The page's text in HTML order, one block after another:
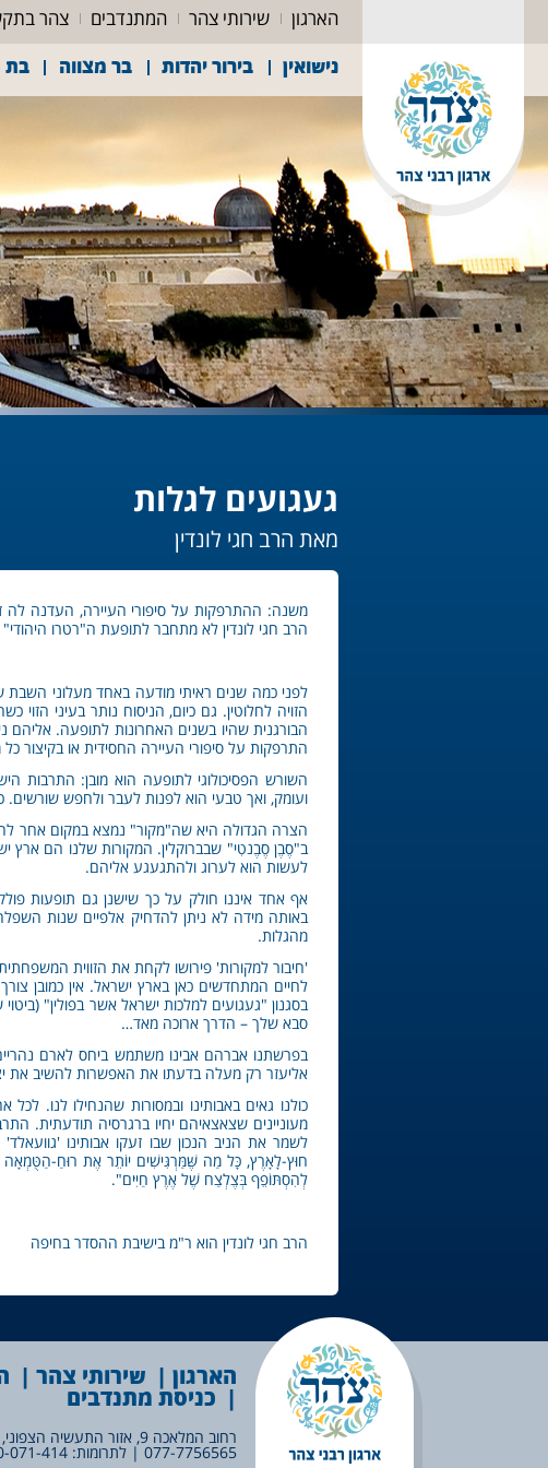
הארגון שירותי צהר המתנדבים צהר
נישואין
בירור יהדות בר מצווה בת
געגועים לגלות
מאת הרב חגי לונדין
משנה: ההתרפקות על סיפורי העיירה, העדנה לה
הרב חגי לונדין לא מתחבר לתופעת ה"רטרו
לפני כמה שנים ראיתי מודעה באחד מעלוני השבת
הזויה לחלוטין. גם כיום, הניסוח נותר בעיני
הבורגנית שהיו בשנים האחרונות לתופעה. אליהם
התרפקות על סיפורי העיירה החסידית או בקיצור
השורש הפסיכולוגי לתופעה הוא מובן: התרבות
ועומק, ואך טבעי הוא לפנות לעבר ולחפש שורשים.
הצרה הגדולה היא שה"מקור" נמצא במקום אחר
ב"סֶבֶן סֶבֶנטִי" שבברוקלין. המקורות שלנו הם ארץ
לעשות הוא לערוג ולהתגעגע אליהם.
אף אחד איננו חולק על כך שישנן גם תופעות
באותה מידה לא ניתן להדחיק אלפיים שנות
מהגלות.
'חיבור למקורות' פירושו לקחת את הזווית
לחיים המתחדשים כאן בארץ ישראל. אין כמובן
בסגנון "געגועים למלכות ישראל אשר בפולין"
סבא שלך – הדרך ארוכה מאד…
בפרשתנו אברהם אבינו משתמש ביחס לארם
אליעזר רק מעלה בדעתו את האפשרות להשיב את
כולנו גאים באבותינו ובמסורות שהנחילו לנו.
מעוניינים שצאצאיהם יחיו ברגרסיה תודעתית.
לשמר את הניב הנכון שבו זעקו אבותינו
חוּץ-לָאָרֶץ, כָּל מַה שֶּׁמַּרְגִּישִׁים יוֹתֵר אֶת רוּחַ-
לְהִסְתּוֹפֵף בְּצֶלְצַח שֶׁל אֶרֶץ חַיִּים".
הרב חגי לונדין הוא ר"מ בישיבת ההסדר בחיפה
הארגון שירותי צהר
כניסת מתנדבים
רחוב המלאכה 9, אזור התעשיה הצפוני, לוד |
077-7756565 | לתרומות: 071-414